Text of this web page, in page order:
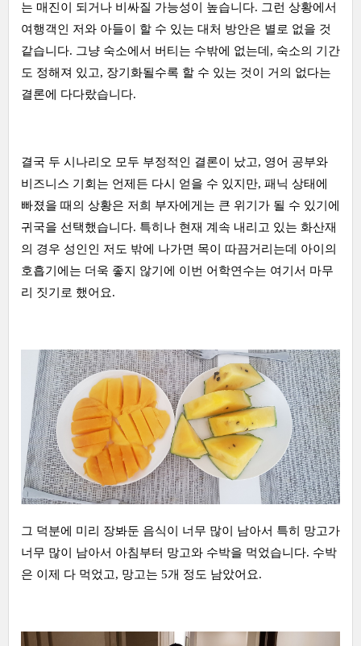
는 매진이 되거나 비싸질 가능성이 높습니다. 그런 상황에서
여행객인 저와 아들이 할 수 있는 대처 방안은 별로 없을 것
같습니다. 그냥 숙소에서 버티는 수밖에 없는데, 숙소의 기간
도 정해져 있고, 장기화될수록 할 수 있는 것이 거의 없다는
결론에 다다랐습니다.
결국 두 시나리오 모두 부정적인 결론이 났고, 영어 공부와
비즈니스 기회는 언제든 다시 얻을 수 있지만, 패닉 상태에
빠졌을 때의 상황은 저희 부자에게는 큰 위기가 될 수 있기에
귀국을 선택했습니다. 특히나 현재 계속 내리고 있는 화산재
의 경우 성인인 저도 밖에 나가면 목이 따끔거리는데 아이의
호흡기에는 더욱 좋지 않기에 이번 어학연수는 여기서 마무
리 짓기로 했어요.
그 덕분에 미리 장봐둔 음식이 너무 많이 남아서 특히 망고가
너무 많이 남아서 아침부터 망고와 수박을 먹었습니다. 수박
은 이제 다 먹었고, 망고는 5개 정도 남았어요.